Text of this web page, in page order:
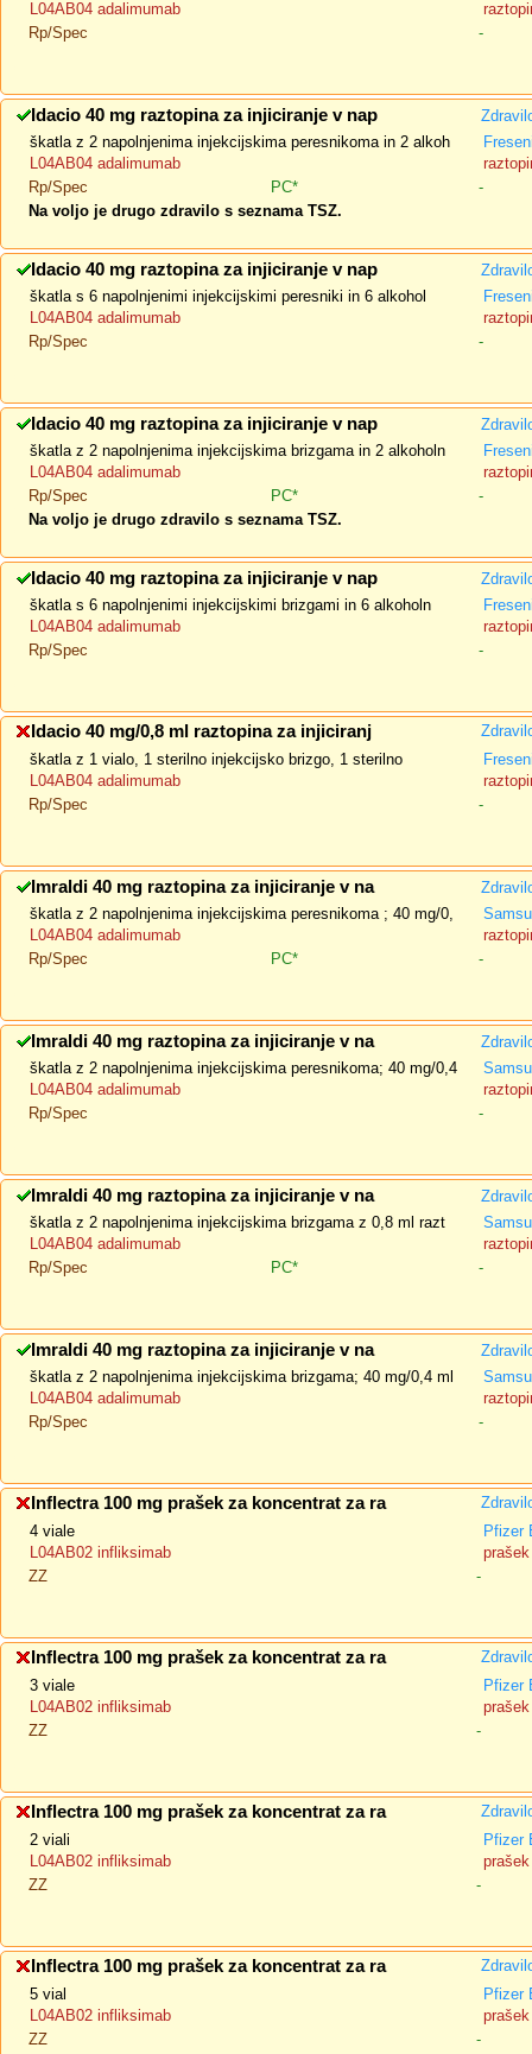
L04AB04 adalimumab
Rp/Spec
-
Idacio 40 mg raztopina za injiciranje v nap
škatla z 2 napolnjenima injekcijskima peresnikoma in 2 alkoh
L04AB04 adalimumab
Rp/Spec
PC*
-
Na voljo je drugo zdravilo s seznama TSZ.
Idacio 40 mg raztopina za injiciranje v nap
škatla s 6 napolnjenimi injekcijskimi peresniki in 6 alkohol
L04AB04 adalimumab
Rp/Spec
-
Idacio 40 mg raztopina za injiciranje v nap
škatla z 2 napolnjenima injekcijskima brizgama in 2 alkoholn
L04AB04 adalimumab
Rp/Spec
PC*
-
Na voljo je drugo zdravilo s seznama TSZ.
Idacio 40 mg raztopina za injiciranje v nap
škatla s 6 napolnjenimi injekcijskimi brizgami in 6 alkoholn
L04AB04 adalimumab
Rp/Spec
-
Idacio 40 mg/0,8 ml raztopina za injiciranj
škatla z 1 vialo, 1 sterilno injekcijsko brizgo, 1 sterilno
L04AB04 adalimumab
Rp/Spec
-
Imraldi 40 mg raztopina za injiciranje v na
škatla z 2 napolnjenima injekcijskima peresnikoma ; 40 mg/0,
L04AB04 adalimumab
Rp/Spec
PC* -
Imraldi 40 mg raztopina za injiciranje v na
škatla z 2 napolnjenima injekcijskima peresnikoma; 40 mg/0,4
L04AB04 adalimumab
Rp/Spec
-
Imraldi 40 mg raztopina za injiciranje v na
škatla z 2 napolnjenima injekcijskima brizgama z 0,8 ml razt
L04AB04 adalimumab
Rp/Spec
PC* -
Imraldi 40 mg raztopina za injiciranje v na
škatla z 2 napolnjenima injekcijskima brizgama; 40 mg/0,4 ml
L04AB04 adalimumab
Rp/Spec
-
Inflectra 100 mg prašek za koncentrat za ra
4 viale
Pfizer
L04AB02 infliksimab
ZZ
-
Inflectra 100 mg prašek za koncentrat za ra
3 viale
Pfizer
L04AB02 infliksimab
ZZ
-
Inflectra 100 mg prašek za koncentrat za ra
2 viali
Pfizer
L04AB02 infliksimab
ZZ
-
Inflectra 100 mg prašek za koncentrat za ra
5 vial
Pfizer
L04AB02 infliksimab
ZZ
-